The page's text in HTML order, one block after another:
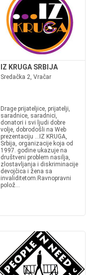
IZ KRUGA SRBIJA
Sredačka 2, Vračar
Drage prijateljice, prijatelji,
saradnice, saradnici,
donatori i svi ljudi dobre
volje, dobrodošli na Web
prezentaciju ...IZ KRUGA,
Srbija, organizacije koja od
1997. godine ukazuje na
društveni problem nasilja,
zlostavljanja i diskriminacije
devojčica i žena sa
invaliditetom.Ravnopravni
polož...